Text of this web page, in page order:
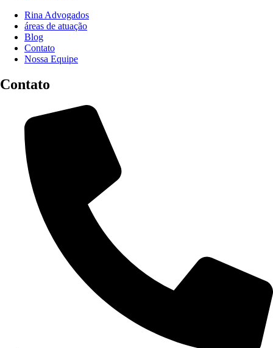
Rina Advogados
áreas de atuação
Blog
Contato
Nossa Equipe
Contato